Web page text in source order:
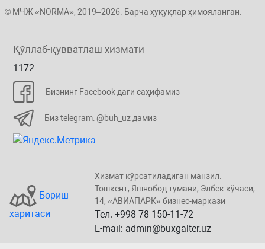
© МЧЖ «NORMA», 2019–2026. Барча ҳуқуқлар ҳимояланган.
Қўллаб-қувватлаш хизмати
1172
Бизнинг Facebook даги саҳифамиз
Биз telegram: @buh_uz дамиз
Бориш
харитаси
Хизмат кўрсатиладиган манзил:
Тошкент, Яшнобод тумани, Элбeк кўчаси,
14, «ABИАПAPК» бизнеc-маркази
Тел. +998 78 150-11-72
E-mail: admin@buxgalter.uz